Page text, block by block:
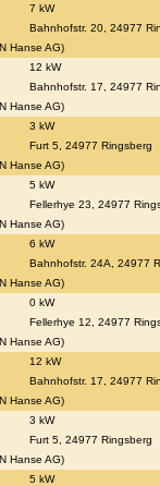
7 kW
Bahnhofstr. 20, 24977
Hanse AG)
12 kW
Bahnhofstr. 17, 24977
Hanse AG)
3 kW
Furt 5, 24977 Ringsberg
Hanse AG)
5 kW
Fellerhye 23, 24977
Hanse AG)
6 kW
Bahnhofstr. 24A, 24977
Hanse AG)
0 kW
Fellerhye 12, 24977
Hanse AG)
12 kW
Bahnhofstr. 17, 24977
Hanse AG)
3 kW
Furt 5, 24977 Ringsberg
Hanse AG)
5 kW